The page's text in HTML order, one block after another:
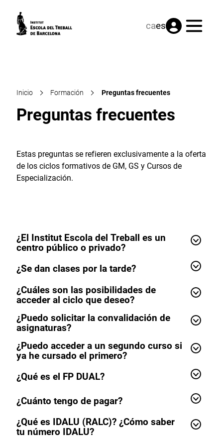
caes Menú
Inicio Formación Preguntas frecuentes
Preguntas frecuentes
Estas preguntas se refieren exclusivamente a la oferta
de los ciclos formativos de GM, GS y Cursos de
Especialización.
¿El Institut Escola del Treball es un
centro público o privado?
¿Se dan clases por la tarde?
¿Cuáles son las posibilidades de
acceder al ciclo que deseo?
¿Puedo solicitar la convalidación de
asignaturas?
¿Puedo acceder a un segundo curso si
ya he cursado el primero?
¿Qué es el FP DUAL?
¿Cuánto tengo de pagar?
¿Qué es IDALU (RALC)? ¿Cómo saber
tu número IDALU?